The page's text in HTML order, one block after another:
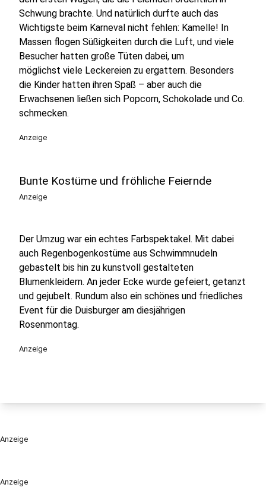
Anzeige
Schwung brachte. Und natürlich durfte auch das
Wichtigste beim Karneval nicht fehlen: Kamelle! In
Massen flogen Süßigkeiten durch die Luft, und viele
Besucher hatten große Tüten dabei, um
möglichst viele Leckereien zu ergattern. Besonders
die Kinder hatten ihren Spaß – aber auch die
Erwachsenen ließen sich Popcorn, Schokolade und Co.
schmecken.
Anzeige
Bunte Kostüme und fröhliche Feiernde
Anzeige
Der Umzug war ein echtes Farbspektakel. Mit dabei
auch Regenbogenkostüme aus Schwimmnudeln
gebastelt bis hin zu kunstvoll gestalteten
Blumenkleidern. An jeder Ecke wurde gefeiert, getanzt
und gejubelt. Rundum also ein schönes und friedliches
Event für die Duisburger am diesjährigen
Rosenmontag.
Anzeige
Anzeige